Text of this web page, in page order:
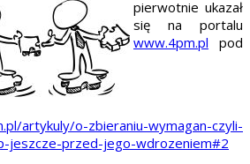
pierwotnie ukazał
się na portalu
www.4pm.pl pod
artykuly/o-zbieraniu-wymagan-czyli-
jeszcze-przed-jego-wdrozeniem#2